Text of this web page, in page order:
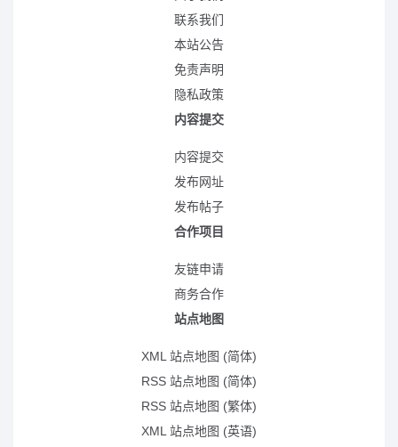
联系我们
本站公告
免责声明
隐私政策
内容提交
内容提交
发布网址
发布帖子
合作项目
友链申请
商务合作
站点地图
XML 站点地图 (简体)
RSS 站点地图 (简体)
RSS 站点地图 (繁体)
XML 站点地图 (英语)